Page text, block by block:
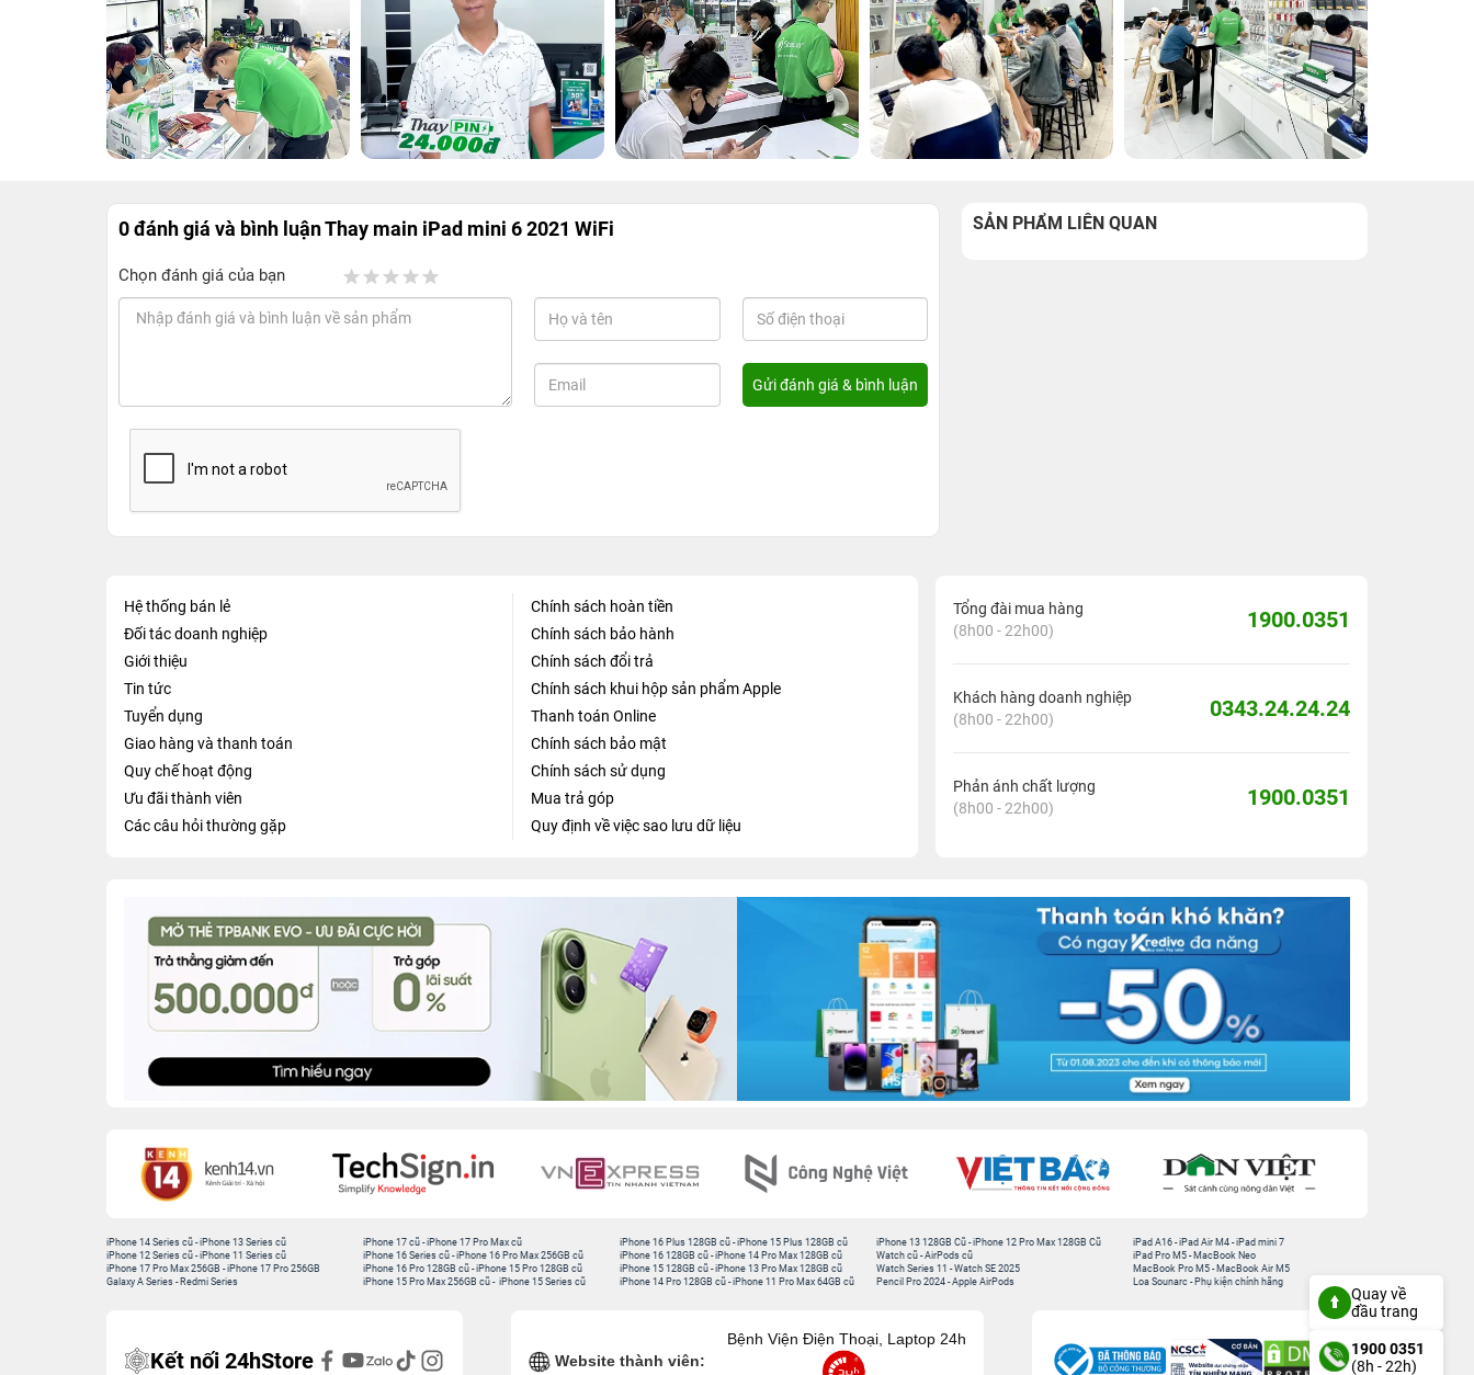
0 đánh giá và bình luậnThay main iPad mini 6 2021 WiFi
Chọn đánh giá của bạn
SẢN PHẨM LIÊN QUAN
Hệ thống bán lẻ
Đối tác doanh nghiệp
Giới thiệu
Tin tức
Tuyển dụng
Giao hàng và thanh toán
Quy chế hoạt động
Ưu đãi thành viên
Các câu hỏi thường gặp
Chính sách hoàn tiền
Chính sách bảo hành
Chính sách đổi trả
Chính sách khui hộp sản phẩm Apple
Thanh toán Online
Chính sách bảo mật
Chính sách sử dụng
Mua trả góp
Quy định về việc sao lưu dữ liệu
Tổng đài mua hàng
(8h00 - 22h00)
1900.0351
Khách hàng doanh nghiệp
(8h00 - 22h00)
0343.24.24.24
Phản ánh chất lượng
(8h00 - 22h00)
1900.0351
iPhone 14 Series cũ -iPhone 13 Series cũ
iPhone 12 Series cũ -iPhone 11 Series cũ
iPhone 17 Pro Max 256GB -iPhone 17 Pro 256GB
Galaxy A Series - Redmi Series
iPhone 17 cũ -iPhone 17 Pro Max cũ
iPhone 16 Series cũ - iPhone 16 Pro Max 256GB cũ
iPhone 16 Pro 128GB cũ -iPhone 15 Pro 128GB cũ
iPhone 15 Pro Max 256GB cũ - iPhone 15 Series cũ
iPhone 16 Plus 128GB cũ -iPhone 15 Plus 128GB cũ
iPhone 16 128GB cũ -iPhone 14 Pro Max 128GB cũ
iPhone 15 128GB cũ -iPhone 13 Pro Max 128GB cũ
iPhone 14 Pro 128GB cũ -iPhone 11 Pro Max 64GB cũ
iPhone 13 128GB Cũ -iPhone 12 Pro Max 128GB Cũ
Watch cũ -AirPods cũ
Watch Series 11 -Watch SE 2025
Pencil Pro 2024 -Apple AirPods
iPad A16 -iPad Air M4 -iPad mini 7
iPad Pro M5 - MacBook Neo
MacBook Pro M5 - MacBook Air M5
Loa Sounarc - Phụ kiện chính hãng
Kết nối 24hStore Website thành viên:
Bệnh Viện Điện Thoại, Laptop 24h
Quay về
đầu trang
1900 0351
(8h - 22h)